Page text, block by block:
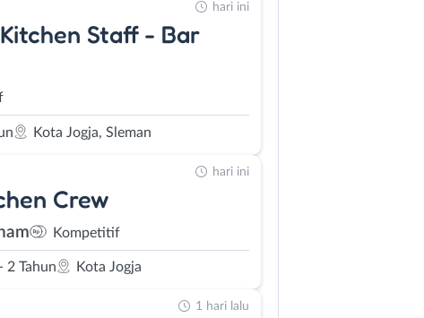
Staff - Bar
Kota Jogja, Sleman
hari ini
Crew
Kompetitif
2 Tahun Kota Jogja
hari ini
1 hari lalu